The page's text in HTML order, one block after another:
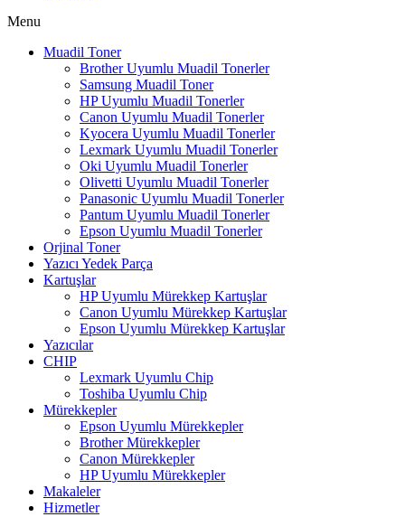
Menu
Muadil Toner
Brother Uyumlu Muadil Tonerler
Samsung Muadil Toner
HP Uyumlu Muadil Tonerler
Canon Uyumlu Muadil Tonerler
Kyocera Uyumlu Muadil Tonerler
Lexmark Uyumlu Muadil Tonerler
Oki Uyumlu Muadil Tonerler
Olivetti Uyumlu Muadil Tonerler
Panasonic Uyumlu Muadil Tonerler
Pantum Uyumlu Muadil Tonerler
Epson Uyumlu Muadil Tonerler
Orjinal Toner
Yazıcı Yedek Parça
Kartuşlar
HP Uyumlu Mürekkep Kartuşlar
Canon Uyumlu Mürekkep Kartuşlar
Epson Uyumlu Mürekkep Kartuşlar
Yazıcılar
CHIP
Lexmark Uyumlu Chip
Toshiba Uyumlu Chip
Mürekkepler
Epson Uyumlu Mürekkepler
Brother Mürekkepler
Canon Mürekkepler
HP Uyumlu Mürekkepler
Makaleler
Hizmetler